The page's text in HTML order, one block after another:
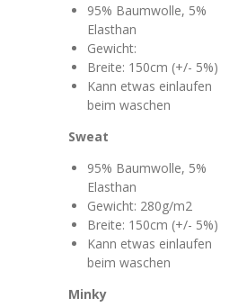
95% Baumwolle, 5%
Elasthan
Gewicht:
Breite: 150cm (+/- 5%)
Kann etwas einlaufen
beim waschen
Sweat
95% Baumwolle, 5%
Elasthan
Gewicht: 280g/m2
Breite: 150cm (+/- 5%)
Kann etwas einlaufen
beim waschen
Minky